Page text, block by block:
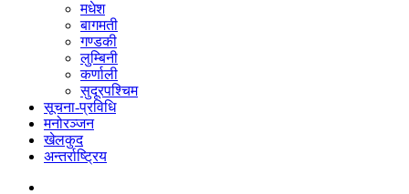
मधेश
बागमती
गण्डकी
लुम्बिनी
कर्णाली
सुदूरपश्चिम
सूचना-प्रविधि
मनोरञ्जन
खेलकुद
अन्तर्राष्ट्रिय